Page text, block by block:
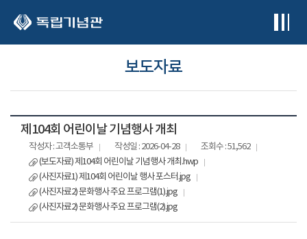
보도자료
제104회 어린이날 기념행사 개최
작성자 : 고객소통부 작성일 : 2026-04-28
조회수 : 51,562
(보도자료) 제104회 어린이날 기념행사 개최.hwp
(사진자료1) 제104회 어린이날 행사 포스터.jpg
(사진자료2) 문화행사 주요 프로그램(1).jpg
(사진자료2) 문화행사 주요 프로그램(2).jpg